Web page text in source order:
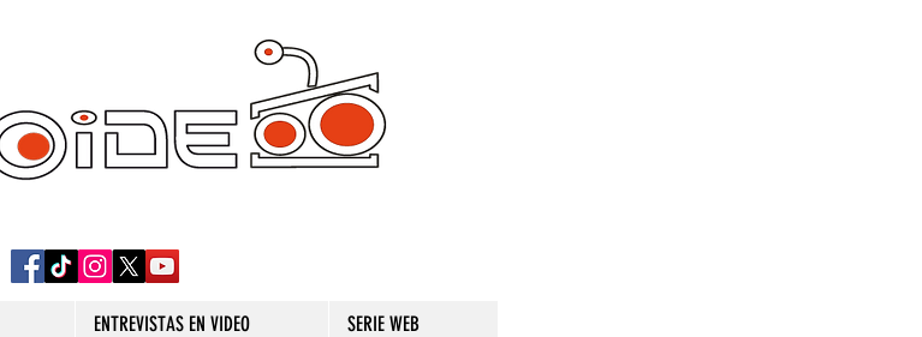
ENTREVISTAS EN VIDEO SERIE WEB